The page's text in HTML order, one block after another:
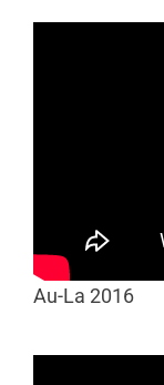
Au-La 2016